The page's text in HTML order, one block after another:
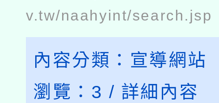
v.tw/naahyint/search.jsp
內容分類： 宣導網站
瀏覽： 3 / 詳細內容